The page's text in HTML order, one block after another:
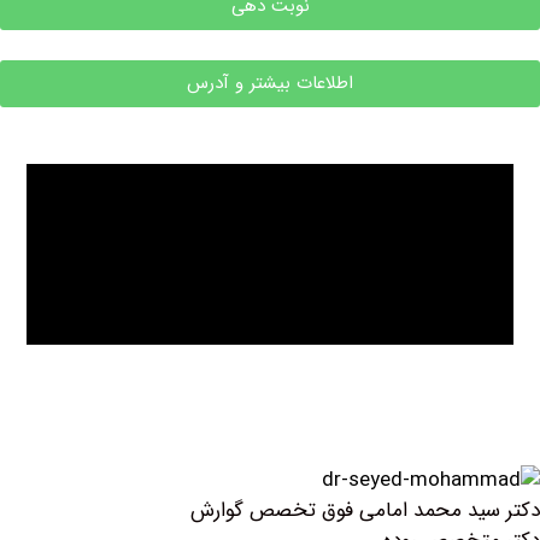
نوبت دهی
اطلاعات بیشتر و آدرس
محمد امامی فوق تخصص گوارش